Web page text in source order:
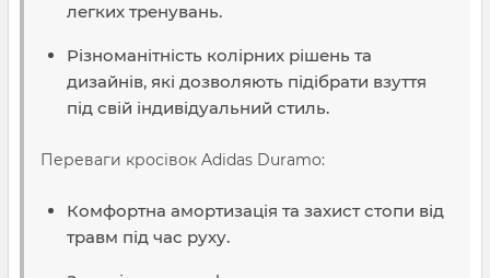
легких тренувань.
Різноманітність колірних рішень та
дизайнів, які дозволяють підібрати взуття
під свій індивідуальний стиль.
Переваги кросівок Adidas Duramo:
Комфортна амортизація та захист стопи від
травм під час руху.